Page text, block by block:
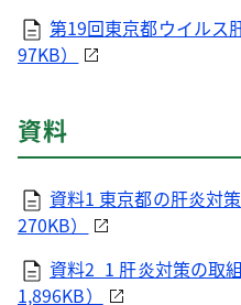
第19回東京都ウイルス
97KB）
資料
資料1 東京都の肝炎対
270KB）
資料2_1 肝炎対策の取
1,896KB）